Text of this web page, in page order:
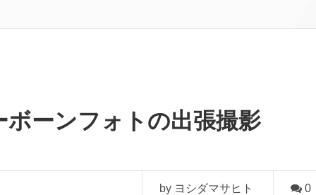
ーンフォトの出張撮影
by ヨシダマサヒト 0